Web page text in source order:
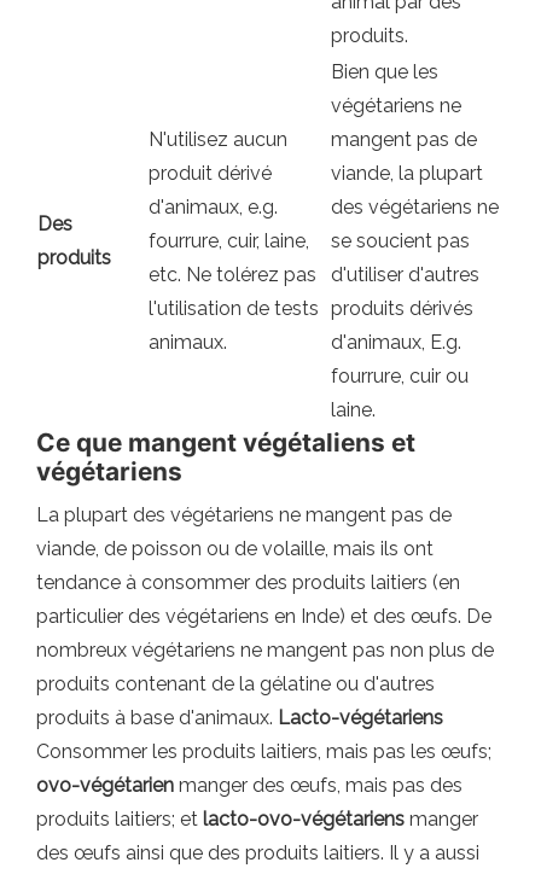
produits.
Des
produits
N'utilisez aucun
produit dérivé
d'animaux, e.g.
fourrure, cuir, laine,
etc. Ne tolérez pas
l'utilisation de tests
animaux.
Bien que les
végétariens ne
mangent pas de
viande, la plupart
des végétariens ne
se soucient pas
d'utiliser d'autres
produits dérivés
d'animaux, E.g.
fourrure, cuir ou
laine.
Ce que mangent végétaliens et
végétariens
La plupart des végétariens ne mangent pas de
viande, de poisson ou de volaille, mais ils ont
tendance à consommer des produits laitiers (en
particulier des végétariens en Inde) et des œufs. De
nombreux végétariens ne mangent pas non plus de
produits contenant de la gélatine ou d'autres
produits à base d'animaux. Lacto-végétariens
Consommer les produits laitiers, mais pas les œufs;
ovo-végétarien manger des œufs, mais pas des
produits laitiers; et lacto-ovo-végétariens manger
des œufs ainsi que des produits laitiers. Il y a aussi